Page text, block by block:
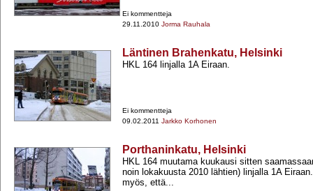
Ei kommentteja
29.11.2010 Jorma Rauhala
Läntinen Brahenkatu, Helsinki
HKL 164 linjalla 1A Eiraan.
Ei kommentteja
09.02.2011 Jarkko Korhonen
Porthaninkatu, Helsinki
HKL 164 muutama kuukausi sitten
noin lokakuusta 2010 lähtien) linjalla 1A
myös, että...